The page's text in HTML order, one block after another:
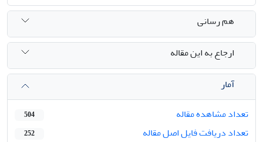
هم رسانی
ارجاع به این مقاله
آمار
تعداد مشاهده مقاله
504
تعداد دریافت فایل اصل مقاله 252